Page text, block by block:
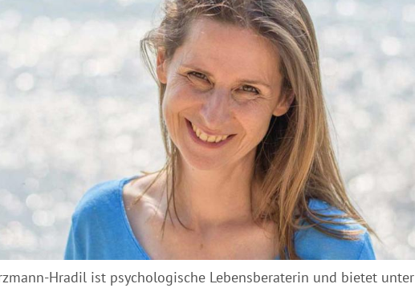
Hradil ist psychologische Lebensberaterin und bietet unter